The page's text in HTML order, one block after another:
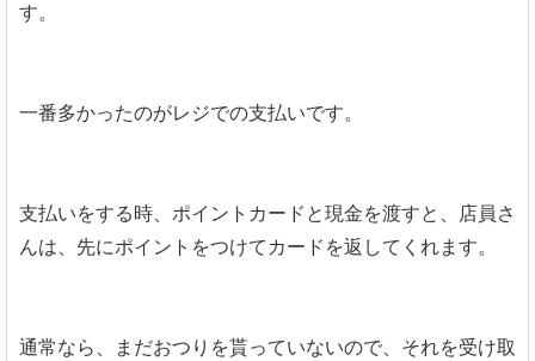
す。
一番多かったのがレジでの支払いです。
支払いをする時、ポイントカードと現金を渡すと、店員さ
んは、先にポイントをつけてカードを返してくれます。
通常なら、まだおつりを貰っていないので、それを受け取